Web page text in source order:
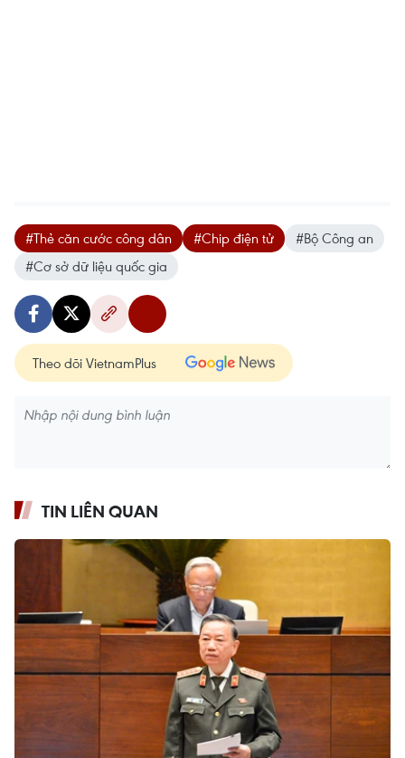
#Thẻ căn cước công dân #Chip điện tử
#Bộ Công an
#Cơ sở dữ liệu quốc gia
Theo dõi VietnamPlus
TIN LIÊN QUAN